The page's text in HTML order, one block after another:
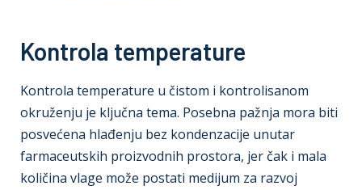
Kontrola temperature
Kontrola temperature u čistom i kontrolisanom
okruženju je ključna tema. Posebna pažnja mora biti
posvećena hlađenju bez kondenzacije unutar
farmaceutskih proizvodnih prostora, jer čak i mala
količina vlage može postati medijum za razvoj